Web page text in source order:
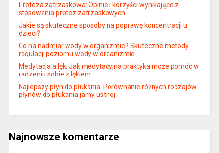
Proteza zatrzaskowa: Opinie i korzyści wynikające z
stosowania protez zatrzaskowych
Jakie są skuteczne sposoby na poprawę koncentracji u
dzieci?
Co na nadmiar wody w organizmie? Skuteczne metody
regulacji poziomu wody w organizmie
Medytacja a lęk: Jak medytacyjna praktyka może pomóc w
radzeniu sobie z lękiem
Najlepszy płyn do płukania: Porównanie różnych rodzajów
płynów do płukania jamy ustnej
Najnowsze komentarze